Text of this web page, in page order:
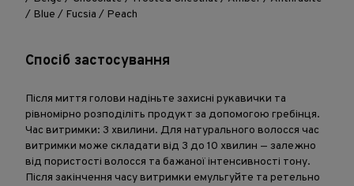
/ Blue / Fucsia / Peach
Спосіб застосування
Після миття голови надіньте захисні рукавички та
рівномірно розподіліть продукт за допомогою гребінця.
Час витримки: 3 хвилини. Для натурального волосся час
витримки може складати від 3 до 10 хвилин — залежно
від пористості волосся та бажаної інтенсивності тону.
Після закінчення часу витримки емульгуйте та ретельно